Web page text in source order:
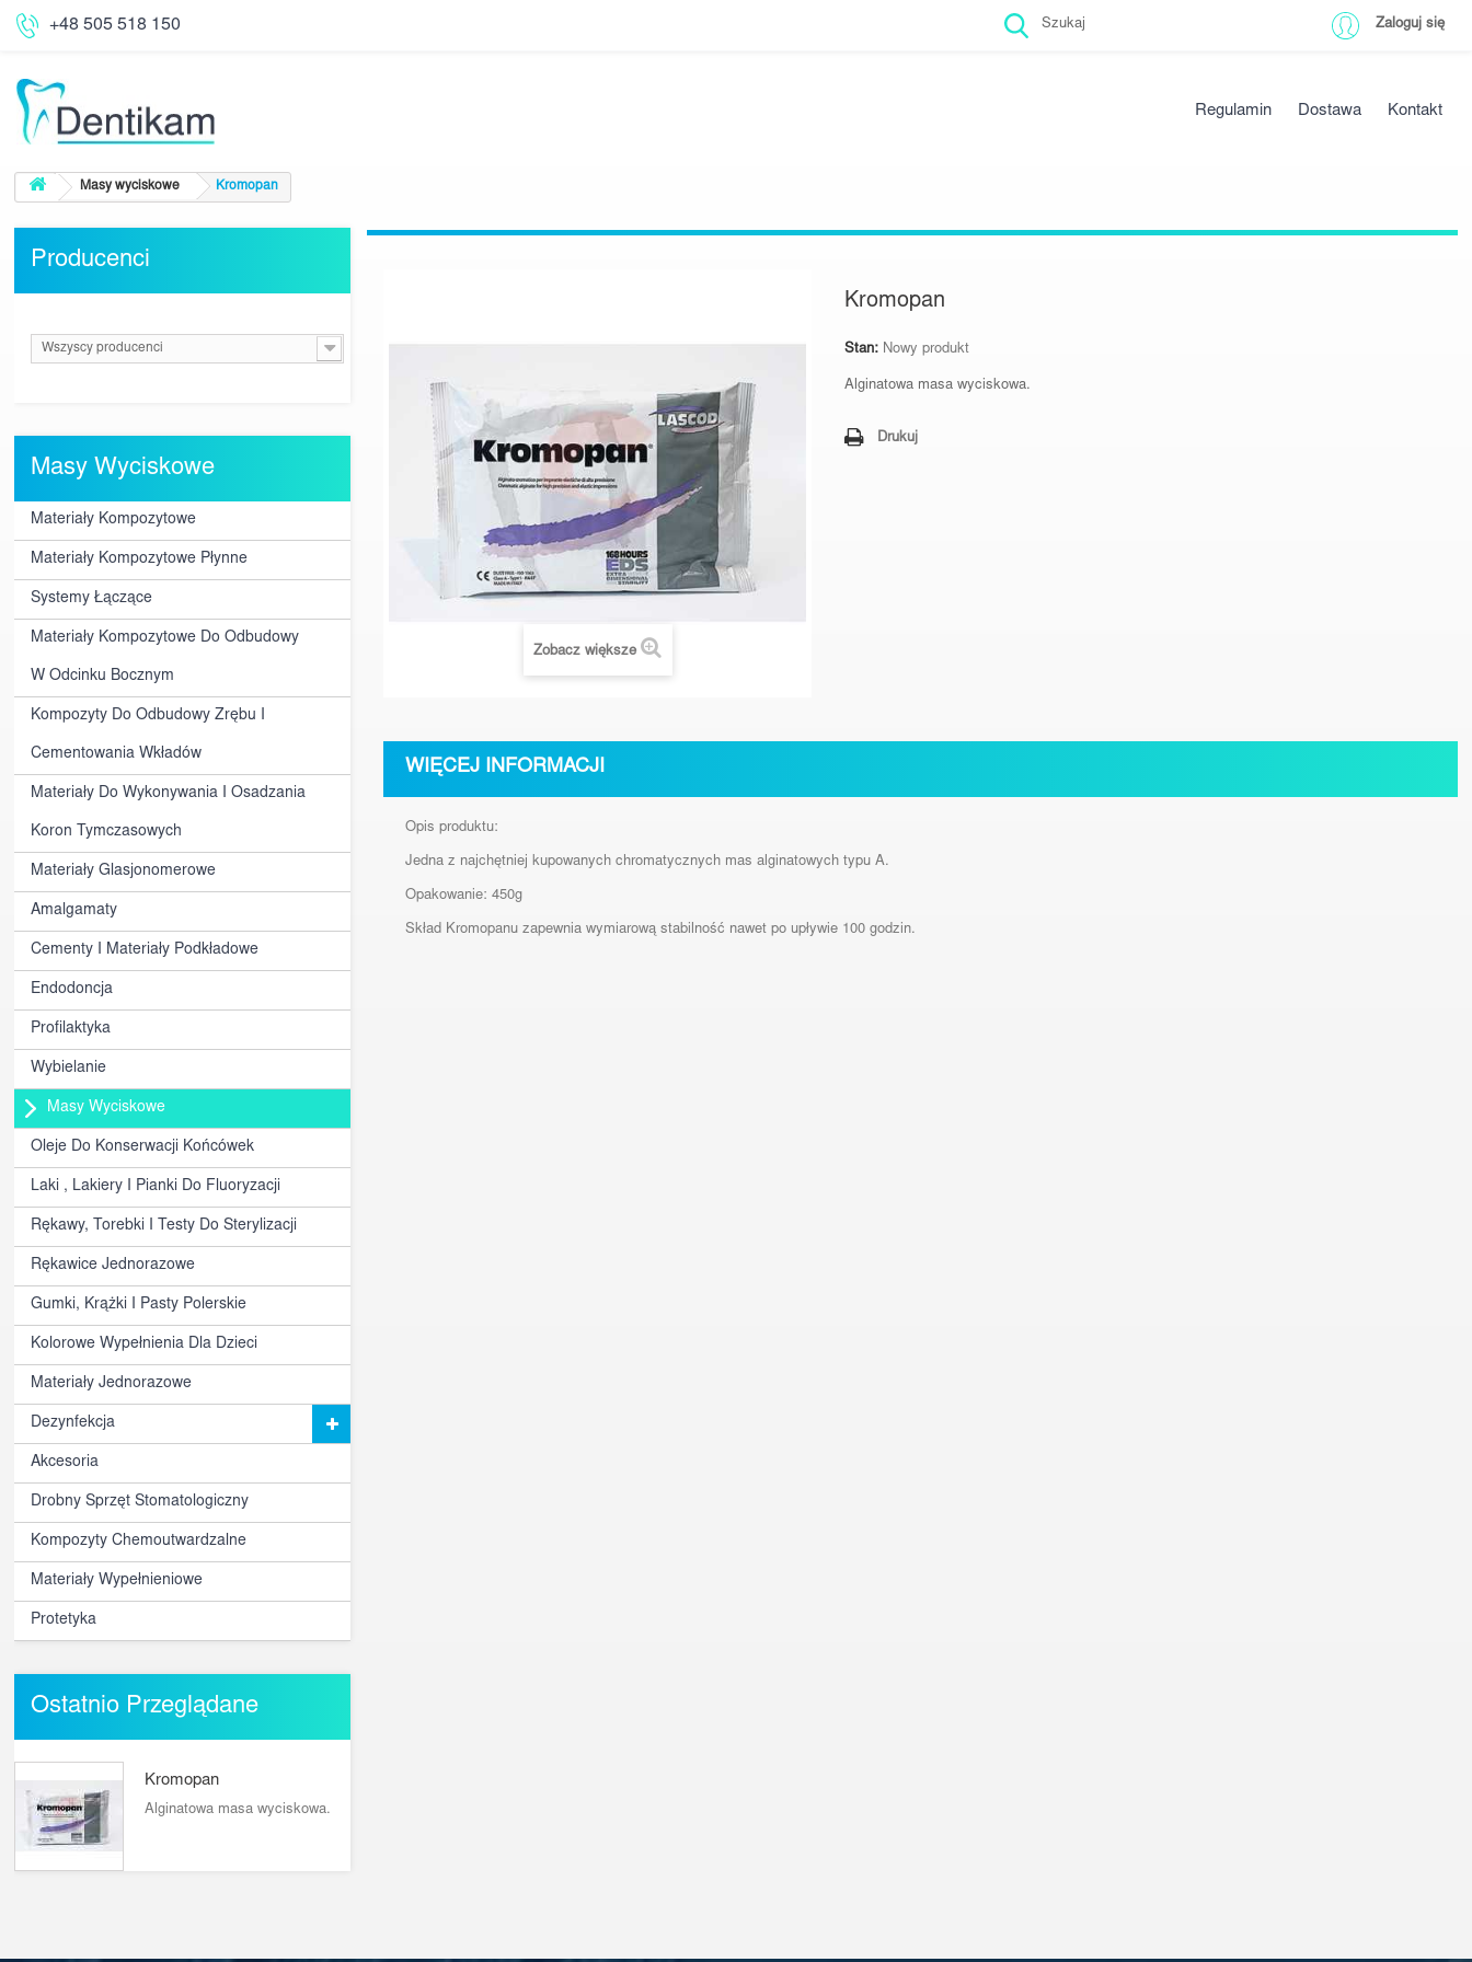
Zaloguj się
+48 505 518 150
Regulamin Dostawa Kontakt
Masy wyciskowe Kromopan
Producenci
Wszyscy producenci
Masy Wyciskowe
Materiały Kompozytowe
Materiały Kompozytowe Płynne
Systemy Łączące
Materiały Kompozytowe Do Odbudowy
W Odcinku Bocznym
Kompozyty Do Odbudowy Zrębu I
Cementowania Wkładów
Materiały Do Wykonywania I Osadzania
Koron Tymczasowych
Materiały Glasjonomerowe
Amalgamaty
Cementy I Materiały Podkładowe
Endodoncja
Profilaktyka
Wybielanie
Masy Wyciskowe
Oleje Do Konserwacji Końcówek
Laki , Lakiery I Pianki Do Fluoryzacji
Rękawy, Torebki I Testy Do Sterylizacji
Rękawice Jednorazowe
Gumki, Krążki I Pasty Polerskie
Kolorowe Wypełnienia Dla Dzieci
Materiały Jednorazowe
Dezynfekcja
Akcesoria
Drobny Sprzęt Stomatologiczny
Kompozyty Chemoutwardzalne
Materiały Wypełnieniowe
Protetyka
Ostatnio Przeglądane
Kromopan
Alginatowa masa wyciskowa.
Zobacz większe
Kromopan
Stan: Nowy produkt
Alginatowa masa wyciskowa.
Drukuj
WIĘCEJ INFORMACJI
Opis produktu:
Jedna z najchętniej kupowanych chromatycznych mas alginatowych typu A.
Opakowanie: 450g
Skład Kromopanu zapewnia wymiarową stabilność nawet po upływie 100 godzin.